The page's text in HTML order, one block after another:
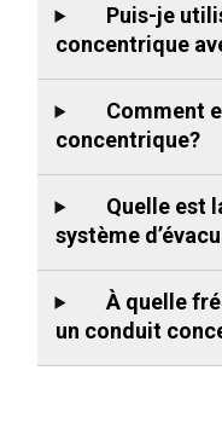
Puis-je
concentrique
Comment
concentrique?
Quelle est
système
À quelle
un conduit